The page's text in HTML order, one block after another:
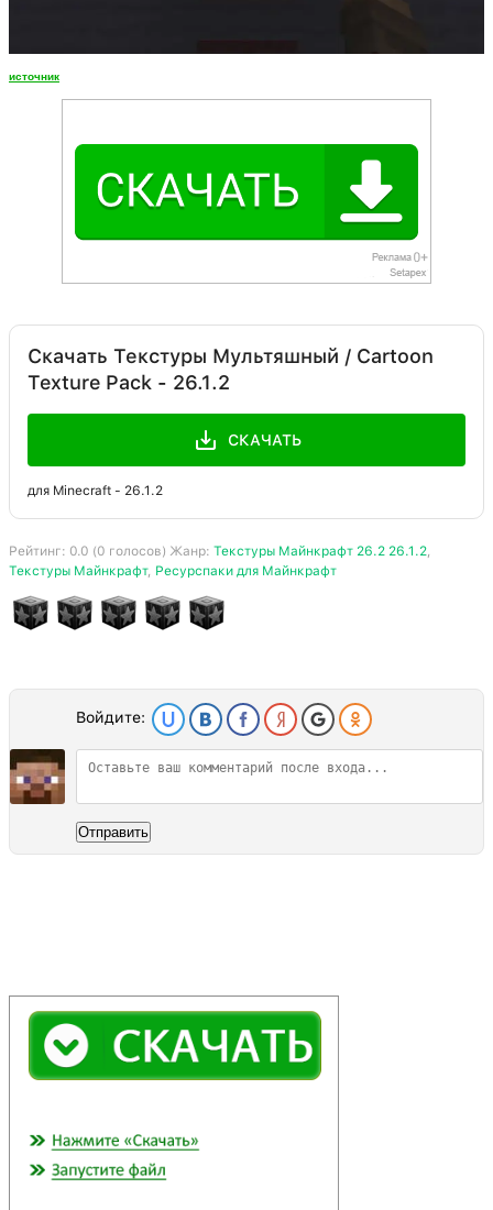
источник
Скачать Текстуры Мультяшный / Cartoon
Texture Pack - 26.1.2
СКАЧАТЬ
для Minecraft - 26.1.2
Рейтинг: 0.0 (0 голосов) Жанр: Текстуры Майнкрафт 26.2 26.1.2,
Текстуры Майнкрафт, Ресурспаки для Майнкрафт
Войдите:
Отправить